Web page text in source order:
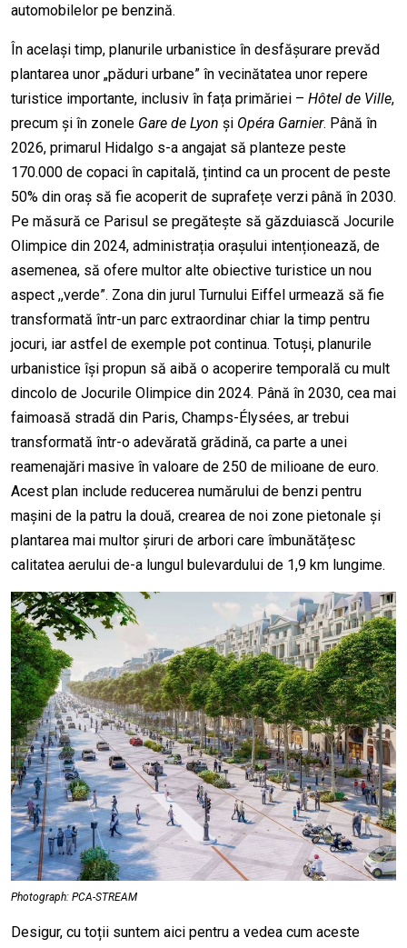
automobilelor pe benzină.
În același timp, planurile urbanistice în desfășurare prevăd
plantarea unor „păduri urbane” în vecinătatea unor repere
turistice importante, inclusiv în fața primăriei – Hôtel de Ville,
precum și în zonele Gare de Lyon și Opéra Garnier. Până în
2026, primarul Hidalgo s-a angajat să planteze peste
170.000 de copaci în capitală, țintind ca un procent de peste
50% din oraș să fie acoperit de suprafețe verzi până în 2030.
Pe măsură ce Parisul se pregătește să găzduiască Jocurile
Olimpice din 2024, administrația orașului intenționează, de
asemenea, să ofere multor alte obiective turistice un nou
aspect ,,verde”. Zona din jurul Turnului Eiffel urmează să fie
transformată într-un parc extraordinar chiar la timp pentru
jocuri, iar astfel de exemple pot continua. Totuși, planurile
urbanistice își propun să aibă o acoperire temporală cu mult
dincolo de Jocurile Olimpice din 2024. Până în 2030, cea mai
faimoasă stradă din Paris, Champs-Élysées, ar trebui
transformată într-o adevărată grădină, ca parte a unei
reamenajări masive în valoare de 250 de milioane de euro.
Acest plan include reducerea numărului de benzi pentru
mașini de la patru la două, crearea de noi zone pietonale și
plantarea mai multor șiruri de arbori care îmbunătățesc
calitatea aerului de-a lungul bulevardului de 1,9 km lungime.
Photograph: PCA-STREAM
Desigur, cu toții suntem aici pentru a vedea cum aceste